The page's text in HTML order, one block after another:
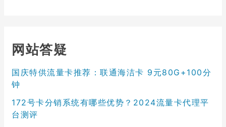
网站答疑
国庆特供流量卡推荐：联通海洁卡 9元80G+100分
钟
172号卡分销系统有哪些优势？2024流量卡代理平
台测评